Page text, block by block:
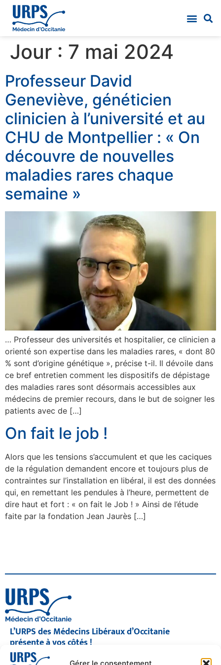
Jour : 7 mai 2024
Professeur David
Geneviève, généticien
clinicien à l’université et au
CHU de Montpellier : « On
découvre de nouvelles
maladies rares chaque
semaine »
… Professeur des universités et hospitalier, ce clinicien a
orienté son expertise dans les maladies rares, « dont 80
% sont d’origine génétique », précise t-il. Il dévoile dans
ce bref entretien comment les dispositifs de dépistage
des maladies rares sont désormais accessibles aux
médecins de premier recours, dans le but de soigner les
patients avec de […]
On fait le job !
Alors que les tensions s’accumulent et que les caciques
de la régulation demandent encore et toujours plus de
contraintes sur l’installation en libéral, il est des données
qui, en remettant les pendules à l’heure, permettent de
dire haut et fort : « on fait le Job ! » Ainsi de l’étude
faite par la fondation Jean Jaurès […]
L’URPS des Médecins Libéraux d’Occitanie
présente à vos côtés !
© 2026 URPS médecin d'Occitanie